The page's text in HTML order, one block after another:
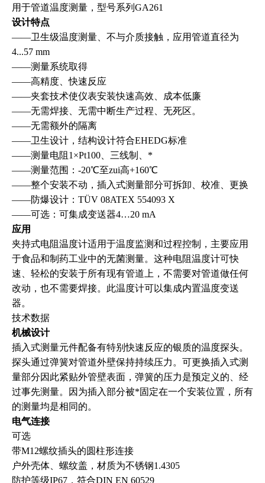
用于管道温度测量，型号系列GA261
设计特点
——卫生级温度测量、不与介质接触，应用管道直径为
4...57 mm
——测量系统取得
——高精度、快速反应
——夹套技术使仪表安装快速高效、成本低廉
——无需焊接、无需中断生产过程、无死区。
——无需额外的隔离
——卫生设计，结构设计符合EHEDG标准
——测量电阻1×Pt100、三线制、*
——测量范围：-20℃至zui高+160℃
——整个安装不动，插入式测量部分可拆卸、校准、更换
——防爆设计：TÜV 08ATEX 554093 X
——可选：可集成变送器4…20 mA
应用
夹持式电阻温度计适用于温度监测和过程控制，主要应用
于食品和制药工业中的无菌测量。这种电阻温度计可快
速、轻松的安装于所有现有管道上，不需要对管道做任何
改动，也不需要焊接。此温度计可以集成内置温度变送
器。
技术数据
机械设计
插入式测量元件配备有特别快速反应的银质的温度探头。
探头通过弹簧对管道外壁保持持续压力。可更换插入式测
量部分因此紧贴外管壁表面，弹簧的压力是预定义的、经
过事先测量。因为插入部分被*固定在一个安装位置，所有
的测量均是相同的。
电气连接
可选
带M12螺纹插头的圆柱形连接
户外壳体、螺纹盖，材质为不锈钢1.4305
防护等级IP67，符合DIN EN 60529